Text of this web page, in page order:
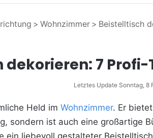
> Wohnzimmer > Beistelltisch
dekorieren: 7
Letztes Update Sonntag, 8
Held im Wohnzimmer. Er
sondern ist auch eine großartige
ein liebevoll gestalteter